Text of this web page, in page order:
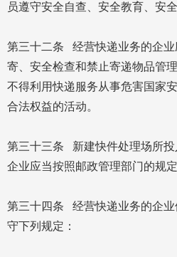
员遵守安全自查、安全教育、安
第三十二条 经营快递业务的企
寄、安全检查和禁止寄递物品管
不得利用快递服务从事危害国家
合法权益的活动。
第三十三条 新建快件处理场所
企业应当按照邮政管理部门的规定
第三十四条 经营快递业务的企
守下列规定：